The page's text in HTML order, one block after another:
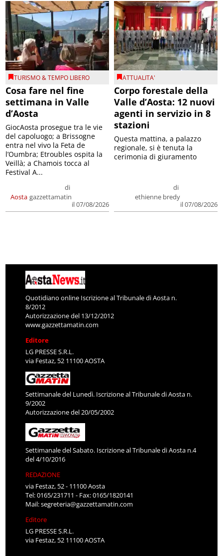
TURISMO & TEMPO LIBERO
Cosa fare nel fine
settimana in Valle
d’Aosta
Aosta
di
gazzettamatin
il 07/08/2026
GiocAosta prosegue tra le vie
del capoluogo; a Brissogne
entra nel vivo la Feta de
l’Oumbra; Etroubles ospita la
Veillà; a Chamois tocca al
Festival A...
ATTUALITA'
Corpo forestale della
Valle d’Aosta: 12 nuovi
agenti in servizio in 8
stazioni
di
ethienne bredy
il 07/08/2026
Questa mattina, a palazzo
regionale, si è tenuta la
cerimonia di giuramento
Quotidiano online Iscrizione al Tribunale di Aosta n.
8/2012
Autorizzazione del 13/12/2012
www.gazzettamatin.com
Editore
LG PRESSE S.R.L.
via Festaz, 52 11100 AOSTA
Settimanale del Lunedì. Iscrizione al Tribunale di Aosta n.
9/2002
Autorizzazione del 20/05/2002
Settimanale del Sabato. Iscrizione al Tribunale di Aosta n.4
del 4/10/2016
REDAZIONE
via Festaz, 52 - 11100 Aosta
Tel: 0165/231711 - Fax: 0165/1820141
Mail:segreteria@gazzettamatin.com
Editore
LG PRESSE S.R.L.
via Festaz, 52 11100 AOSTA